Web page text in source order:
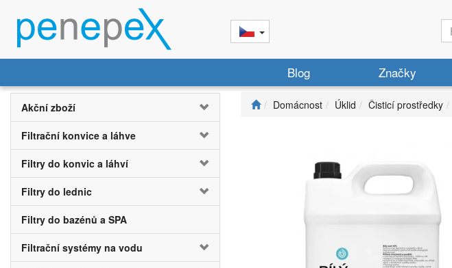
Blog Značky
Akční zboží
Filtrační konvice a láhve
Filtry do konvic a láhví
Filtry do lednic
Filtry do bazénů a SPA
Filtrační systémy na vodu
Domácnost Úklid Čisticí prostředky